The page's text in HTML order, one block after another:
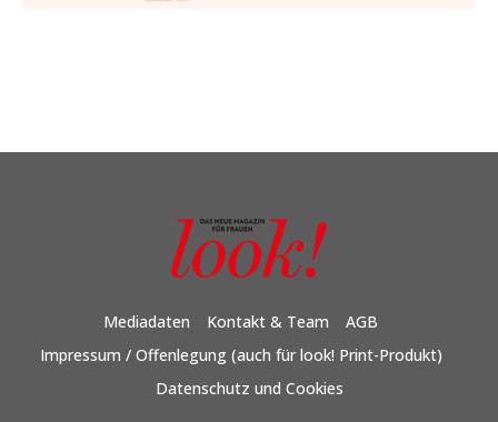
Mediadaten Kontakt & Team
AGB
Impressum / Offenlegung (auch für look! Print-Produkt)
Datenschutz und Cookies